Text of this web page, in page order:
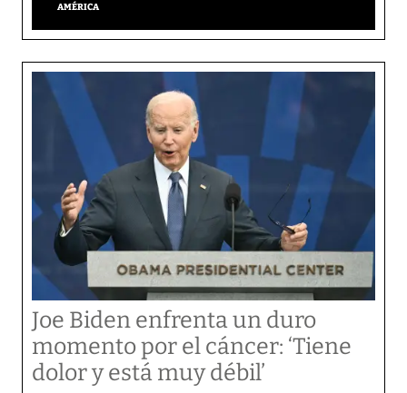
AMÉRICA
Joe Biden enfrenta un duro
momento por el cáncer: ‘Tiene
dolor y está muy débil’